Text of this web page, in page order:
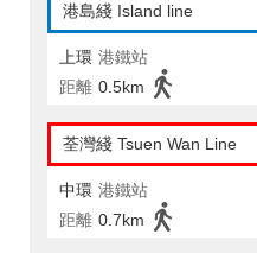
港島綫 Island line
上環 港鐵站
距離 0.5km
荃灣綫 Tsuen Wan Line
中環 港鐵站
距離 0.7km